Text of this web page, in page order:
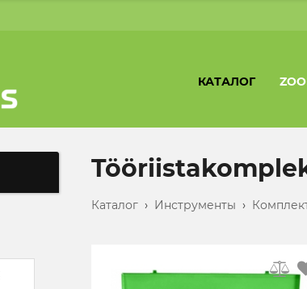
КАТАЛОГ
Каталог › Инструменты ›